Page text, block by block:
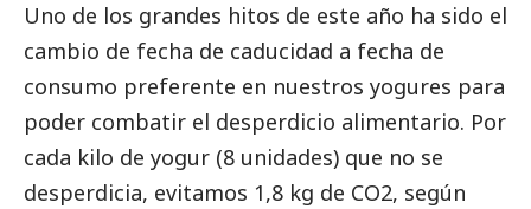
Uno de los grandes hitos de este año ha sido el
cambio de fecha de caducidad a fecha de
consumo preferente en nuestros yogures para
poder combatir el desperdicio alimentario. Por
cada kilo de yogur (8 unidades) que no se
desperdicia, evitamos 1,8 kg de CO2, según